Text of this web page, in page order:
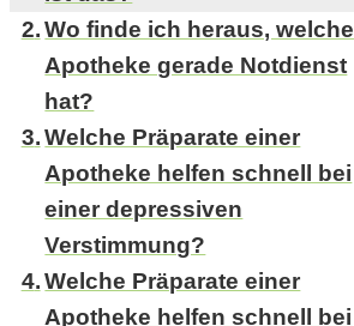
Wo finde ich heraus, welche
Apotheke gerade Notdienst
hat?
Welche Präparate einer
Apotheke helfen schnell bei
einer depressiven
Verstimmung?
Welche Präparate einer
Apotheke helfen schnell bei